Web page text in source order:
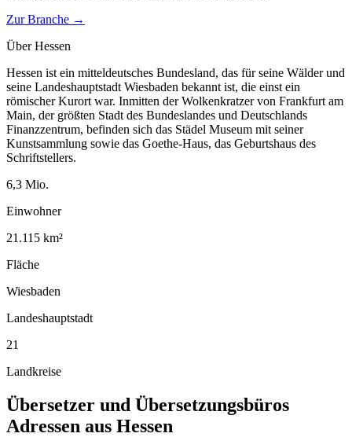
Zur Branche →
ÜberHessen
Hessen ist ein mitteldeutsches Bundesland, das für seine Wälder und
seine Landeshauptstadt Wiesbaden bekannt ist, die einst ein
römischer Kurort war. Inmitten der Wolkenkratzer von Frankfurt am
Main, der größten Stadt des Bundeslandes und Deutschlands
Finanzzentrum, befinden sich das Städel Museum mit seiner
Kunstsammlung sowie das Goethe-Haus, das Geburtshaus des
Schriftstellers.
6,3 Mio.
Einwohner
21.115 km²
Fläche
Wiesbaden
Landeshauptstadt
21
Landkreise
Übersetzer und Übersetzungsbüros
Adressen aus Hessen